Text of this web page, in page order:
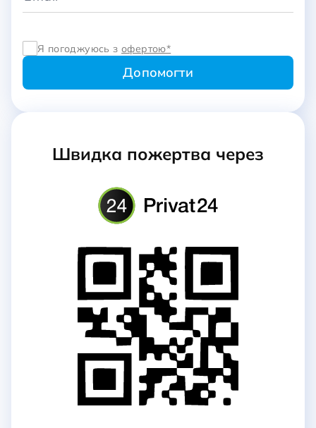
Я погоджуюсь зофертою*
Швидка пожертва через